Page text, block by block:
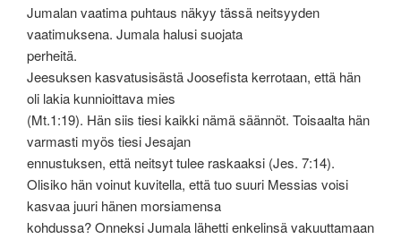
Jumalan vaatima puhtaus näkyy tässä neitsyyden
vaatimuksena. Jumala halusi suojata
perheitä.
Jeesuksen kasvatusisästä Joosefista kerrotaan, että hän
oli lakia kunnioittava mies
(Mt.1:19). Hän siis tiesi kaikki nämä säännöt. Toisaalta hän
varmasti myös tiesi Jesajan
ennustuksen, että neitsyt tulee raskaaksi (Jes. 7:14).
Olisiko hän voinut kuvitella, että tuo suuri Messias voisi
kasvaa juuri hänen morsiamensa
kohdussa? Onneksi Jumala lähetti enkelinsä vakuuttamaan